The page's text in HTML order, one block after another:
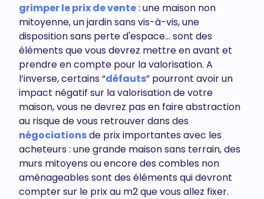
grimper le prix de vente: une maison non
mitoyenne, un jardin sans vis-à-vis, une
disposition sans perte d'espace... sont des
éléments que vous devrez mettre en avant et
prendre en compte pour la valorisation. A
l’inverse, certains “défauts” pourront avoir un
impact négatif sur la valorisation de votre
maison, vous ne devrez pas en faire abstraction
au risque de vous retrouver dans des
négociationsde prix importantes avec les
acheteurs : une grande maison sans terrain, des
murs mitoyens ou encore des combles non
aménageables sont des éléments qui devront
compter sur le prix au m2 que vous allez fixer.